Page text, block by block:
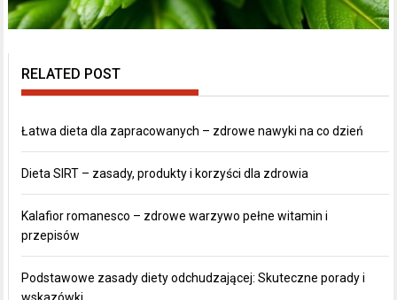
RELATED POST
Łatwa dieta dla zapracowanych – zdrowe nawyki na co dzień
Dieta SIRT – zasady, produkty i korzyści dla zdrowia
Kalafior romanesco – zdrowe warzywo pełne witamin i
przepisów
Podstawowe zasady diety odchudzającej: Skuteczne porady i